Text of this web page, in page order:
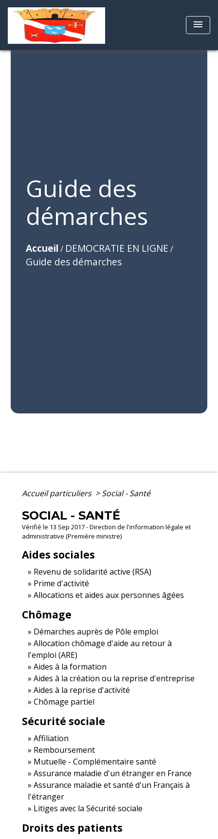
menu
Guide des
démarches
Accueil / DEMOCRATIE EN LIGNE /
Guide des démarches
Accueil particuliers > Social - Santé
SOCIAL - SANTÉ
Vérifié le 13 Sep 2017 - Direction de l'information légale et
administrative (Première ministre)
Aides sociales
Revenu de solidarité active (RSA)
Prime d'activité
Allocations et aides aux personnes âgées
Chômage
Démarches auprès de Pôle emploi
Allocation chômage d'aide au retour à
l'emploi (ARE)
Aides à la formation
Aides à la création ou la reprise d'entreprise
Aides à la reprise d'activité
Chômage partiel
Sécurité sociale
Affiliation
Remboursement
Mutuelle - Complémentaire santé
Assurance maladie d'un étranger en France
Assurance maladie et santé d'un Français à
l'étranger
Litiges avec la Sécurité sociale
Droits des patients